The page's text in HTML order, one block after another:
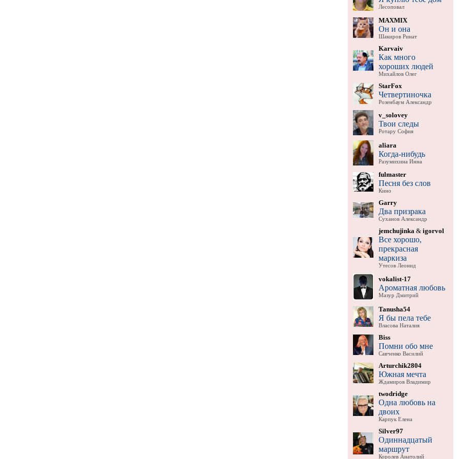
Лесоповал
MAXMIX
Он и она
Шакиров Ринат
Karvaiv
Как много
хороших людей
Михайлов Олег
StarFox
Четвертиночка
Розенбаум Александр
v_solovey
Твои следы
Ротару София
aliara
Когда-нибудь
Разумихина Инна
fulmaster
Песня без слов
Кино
Garry
Два призрака
Суханов Александр
jemchujinka & igorvol
Все хорошо,
прекрасная
маркиза
Утесов Леонид
vokalist-17
Ароматная любовь
Мазур Дмитрий
Tanusha54
Я бы пела тебе
Власова Наталия
Biss
Помни обо мне
Савченко Василий
Arturchik2804
Южная мечта
Ждамиров Владимир
twodridge
Одна любовь на
двоих
Карпук Елена
Silver97
Одиннадцатый
маршрут
Королев Анатолий